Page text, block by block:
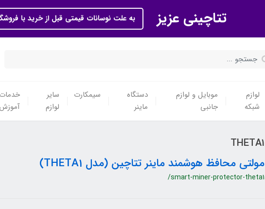
تتاچینی عزیز به علت نوسانات قیمتی قبل از خرید با
لوازم
شبکه
موبایل و لوازم
جانبی
دستگاه
ماینر
سیمکارت
سایر
لوازم
آموزش
THETA1
مولتی محافظ هوشمند ماینر تتاچین (مدل THETA1)
/smart-miner-protector-theta1